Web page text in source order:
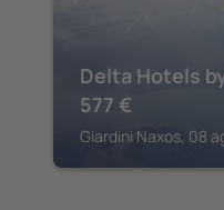
Delta Hotels
577 €
Giardini Naxos, 08